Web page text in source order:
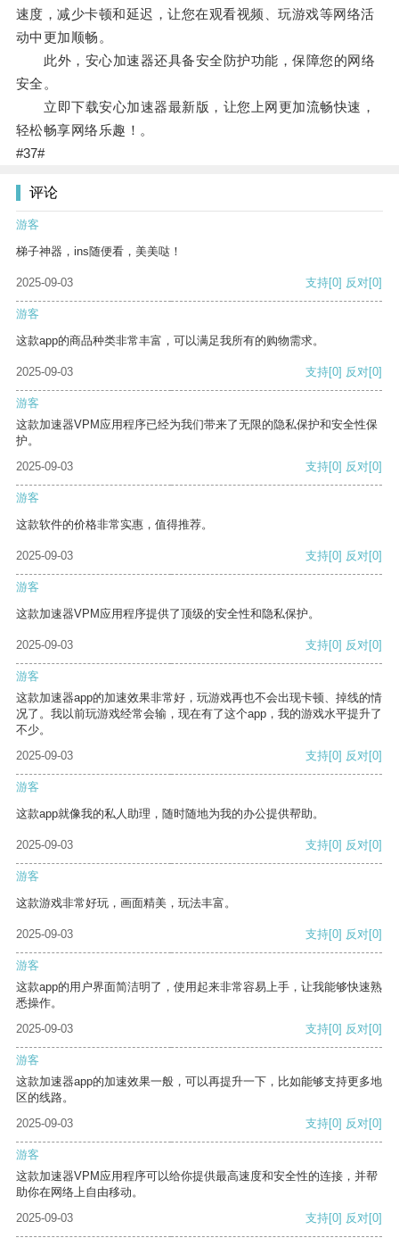
速度，减少卡顿和延迟，让您在观看视频、玩游戏等网络活
动中更加顺畅。
此外，安心加速器还具备安全防护功能，保障您的网络
安全。
立即下载安心加速器最新版，让您上网更加流畅快速，
轻松畅享网络乐趣！。
#37#
评论
游客
梯子神器，ins随便看，美美哒！
2025-09-03 支持[0] 反对[0]
游客
这款app的商品种类非常丰富，可以满足我所有的购物需求。
2025-09-03 支持[0] 反对[0]
游客
这款加速器VPM应用程序已经为我们带来了无限的隐私保护和安全性保
护。
2025-09-03
支持[0] 反对[0]
游客
这款软件的价格非常实惠，值得推荐。
2025-09-03 支持[0] 反对[0]
游客
这款加速器VPM应用程序提供了顶级的安全性和隐私保护。
2025-09-03 支持[0] 反对[0]
游客
这款加速器app的加速效果非常好，玩游戏再也不会出现卡顿、掉线的情
况了。我以前玩游戏经常会输，现在有了这个app，我的游戏水平提升了
不少。
2025-09-03
支持[0] 反对[0]
游客
这款app就像我的私人助理，随时随地为我的办公提供帮助。
2025-09-03 支持[0] 反对[0]
游客
这款游戏非常好玩，画面精美，玩法丰富。
2025-09-03 支持[0] 反对[0]
游客
这款app的用户界面简洁明了，使用起来非常容易上手，让我能够快速熟
悉操作。
2025-09-03
支持[0] 反对[0]
游客
这款加速器app的加速效果一般，可以再提升一下，比如能够支持更多地
区的线路。
2025-09-03
支持[0] 反对[0]
游客
这款加速器VPM应用程序可以给你提供最高速度和安全性的连接，并帮
助你在网络上自由移动。
2025-09-03
支持[0] 反对[0]